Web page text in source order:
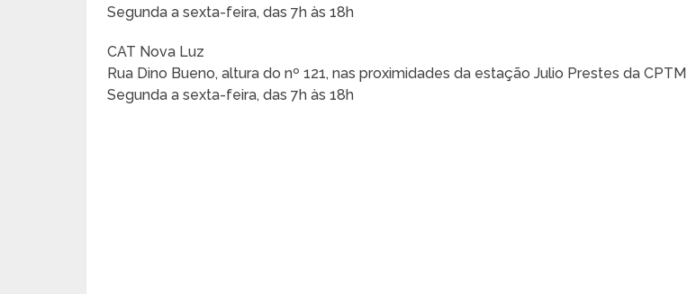
Segunda a sexta-feira, das 7h às 18h
CAT Nova Luz
Rua Dino Bueno, altura do nº 121, nas proximidades da estação Julio Prestes da CPTM
Segunda a sexta-feira, das 7h às 18h